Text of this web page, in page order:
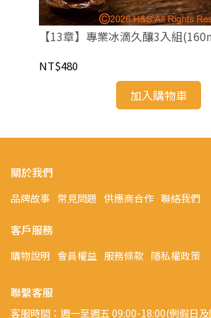
【13章】專業冰滴久釀3入組
NT$480
加入購物車
關於我們
品牌故事 常見問題 供應商合作 聯絡我們
客戶服務
購物說明 會員權益 服務條款 隱私權政策
聯繫客服
客服時間：週一至週五 09:00-18:00(例假日